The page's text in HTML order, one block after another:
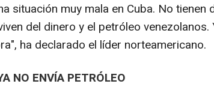
situación muy mala en Cuba. No
del dinero y el petróleo venezolanos.
ha declarado el líder norteamericano.
NO ENVÍA PETRÓLEO